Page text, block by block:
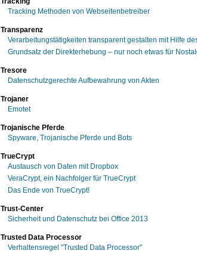
Tracking Methoden von Webseitenbetreiber
Transparenz
Verarbeitungstätigkeiten transparent gestalten mit Hilfe
Grundsatz der Direkterhebung – nur noch etwas für
Tresore
Datenschutzgerechte Aufbewahrung von Akten
Trojaner
Emotet
Trojanische Pferde
Spyware, Trojanische Pferde und Bots
TrueCrypt
Austausch von Daten mit Dropbox
VeraCrypt, ein Nachfolger für TrueCrypt
Das Ende von TrueCrypt!
Trust-Center
Sicherheit und Datenschutz bei Office 2013
Trusted Data Processor
Verhaltensregel "Trusted Data Processor"